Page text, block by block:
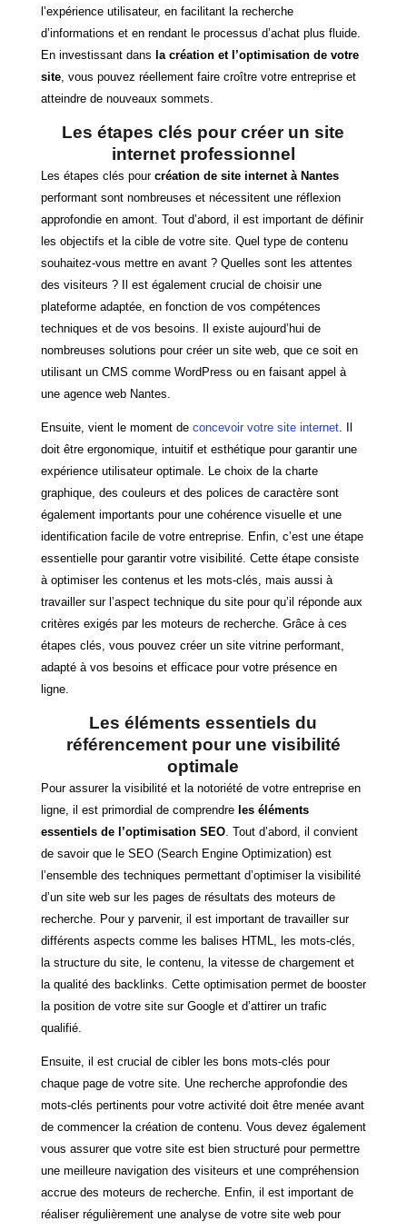
l’expérience utilisateur, en facilitant la recherche
d’informations et en rendant le processus d’achat plus fluide.
En investissant dans la création et l’optimisation de votre
site, vous pouvez réellement faire croître votre entreprise et
atteindre de nouveaux sommets.
Les étapes clés pour créer un site
internet professionnel
Les étapes clés pour création de site internet à Nantes
performant sont nombreuses et nécessitent une réflexion
approfondie en amont. Tout d’abord, il est important de définir
les objectifs et la cible de votre site. Quel type de contenu
souhaitez-vous mettre en avant ? Quelles sont les attentes
des visiteurs ? Il est également crucial de choisir une
plateforme adaptée, en fonction de vos compétences
techniques et de vos besoins. Il existe aujourd’hui de
nombreuses solutions pour créer un site web, que ce soit en
utilisant un CMS comme WordPress ou en faisant appel à
une agence web Nantes.
Ensuite, vient le moment de concevoir votre site internet. Il
doit être ergonomique, intuitif et esthétique pour garantir une
expérience utilisateur optimale. Le choix de la charte
graphique, des couleurs et des polices de caractère sont
également importants pour une cohérence visuelle et une
identification facile de votre entreprise. Enfin, c’est une étape
essentielle pour garantir votre visibilité. Cette étape consiste
à optimiser les contenus et les mots-clés, mais aussi à
travailler sur l’aspect technique du site pour qu’il réponde aux
critères exigés par les moteurs de recherche. Grâce à ces
étapes clés, vous pouvez créer un site vitrine performant,
adapté à vos besoins et efficace pour votre présence en
ligne.
Les éléments essentiels du
référencement pour une visibilité
optimale
Pour assurer la visibilité et la notoriété de votre entreprise en
ligne, il est primordial de comprendre les éléments
essentiels de l’optimisation SEO. Tout d’abord, il convient
de savoir que le SEO (Search Engine Optimization) est
l’ensemble des techniques permettant d’optimiser la visibilité
d’un site web sur les pages de résultats des moteurs de
recherche. Pour y parvenir, il est important de travailler sur
différents aspects comme les balises HTML, les mots-clés,
la structure du site, le contenu, la vitesse de chargement et
la qualité des backlinks. Cette optimisation permet de booster
la position de votre site sur Google et d’attirer un trafic
qualifié.
Ensuite, il est crucial de cibler les bons mots-clés pour
chaque page de votre site. Une recherche approfondie des
mots-clés pertinents pour votre activité doit être menée avant
de commencer la création de contenu. Vous devez également
vous assurer que votre site est bien structuré pour permettre
une meilleure navigation des visiteurs et une compréhension
accrue des moteurs de recherche. Enfin, il est important de
réaliser régulièrement une analyse de votre site web pour